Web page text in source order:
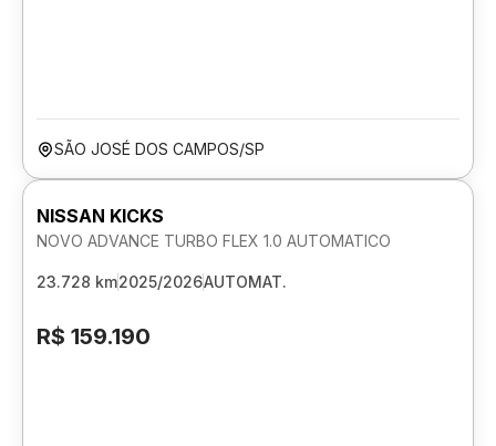
SÃO JOSÉ DOS CAMPOS/SP
NISSAN KICKS
NOVO ADVANCE TURBO FLEX 1.0 AUTOMATICO
23.728 km2025/2026AUTOMAT.
R$ 159.190